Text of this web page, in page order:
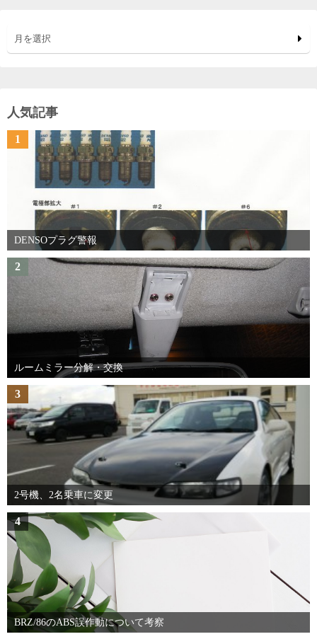
月を選択
人気記事
1
DENSOプラグ警報
2
ルームミラー分解・交換
3
2号機、2名乗車に変更
4
BRZ/86のABS誤作動について考察